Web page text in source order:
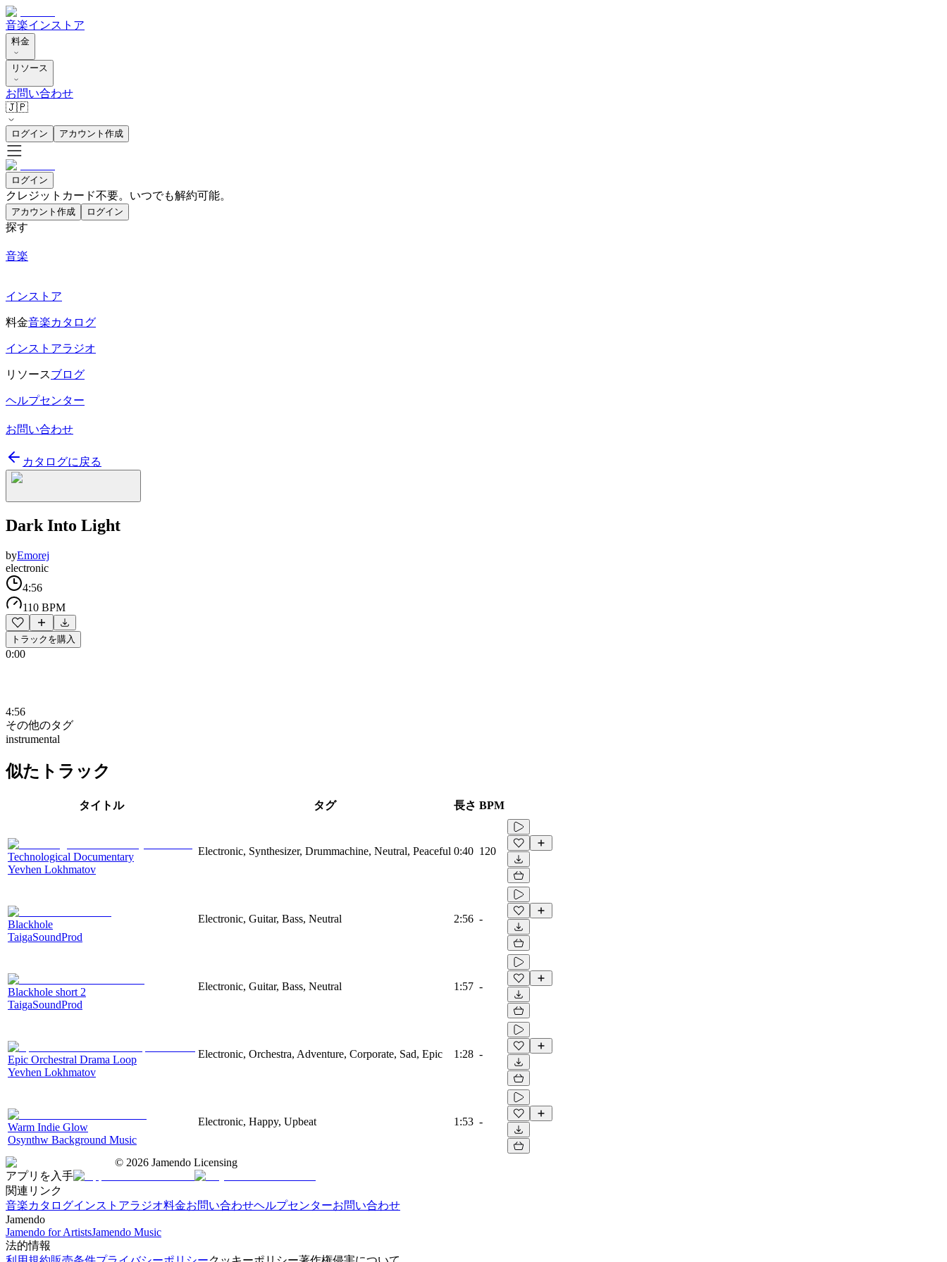
音楽インストア
料金
リソース
お問い合わせ
🇯🇵
ログイン アカウント作成
ログイン
クレジットカード不要。いつでも解約可能。
アカウント作成 ログイン
探す
音楽
インストア
料金音楽カタログ
インストアラジオ
リソースブログ
ヘルプセンター
お問い合わせ
カタログに戻る
Dark Into Light
byEmorej
electronic
4:56
110 BPM
トラックを購入
0:00
4:56
その他のタグ
instrumental
似たトラック
タイトル タグ 長さ BPM
Technological Documentary
Yevhen Lokhmatov
Electronic, Synthesizer, Drummachine, Neutral, Peaceful 0:40 120
Blackhole
TaigaSoundProd
Electronic, Guitar, Bass, Neutral 2:56 -
Blackhole short 2
TaigaSoundProd
Electronic, Guitar, Bass, Neutral 1:57 -
Epic Orchestral Drama Loop
Yevhen Lokhmatov
Electronic, Orchestra, Adventure, Corporate, Sad, Epic 1:28 -
Warm Indie Glow
Osynthw Background Music
Electronic, Happy, Upbeat 1:53 -
© 2026 Jamendo Licensing
アプリを入手
関連リンク
音楽カタログインストアラジオ料金お問い合わせヘルプセンターお問い合わせ
Jamendo
Jamendo for ArtistsJamendo Music
法的情報